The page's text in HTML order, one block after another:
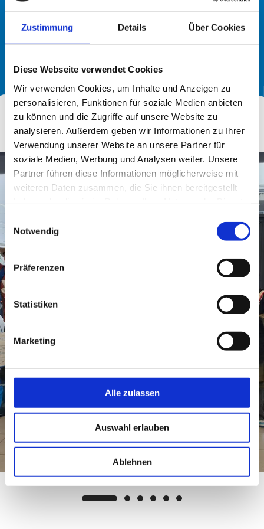
Zustimmung Details Über Cookies
Diese Webseite verwendet Cookies
Wir verwenden Cookies, um Inhalte und Anzeigen zu
personalisieren, Funktionen für soziale Medien anbieten
zu können und die Zugriffe auf unsere Website zu
analysieren. Außerdem geben wir Informationen zu Ihrer
Verwendung unserer Website an unsere Partner für
soziale Medien, Werbung und Analysen weiter. Unsere
Partner führen diese Informationen möglicherweise mit
weiteren Daten zusammen, die Sie ihnen bereitgestellt
Notwendig
Präferenzen
Statistiken
Marketing
Alle zulassen
Auswahl erlauben
Ablehnen
Die BIM in Salzburg ist eine
Berufsinformationsmesse, bei welcher man über
200 verschiedene Berufe kennenlernen kann.
Durch die Messe bekommt man einen
erweiterten Blick auf die Möglichkeiten der
Berufswelt.
Als wir als Schule vor Ort waren, gab es einen
Stand, der sich auf Virtual Reality spezialisiert
hat. Dort konnte man in eine virtuelle Welt
eintauchen und spannende Abendteuer erleben.
Des Weiteren gab es noch einen Stand, der sich
mit Robotik beschäftigte. Verschiedene Roboter
Nachhaltigkeits-Stand widmete sich dem Thema
wie man Umweltbewusstsein anbahnen kann
positiven Unterschied für die Umwelt
ausmachen können.
Die BIM 2023 war für uns eine absolut
beeindruckende Messe, die mit ihrer Vielfalt an
Ständen und Aktivitäten begeistert hat. Die
Messe bot nicht nur die Möglichkeit neue
Technologien und Innovationen
Menschen hinter den Ständen ins Gespräch zu